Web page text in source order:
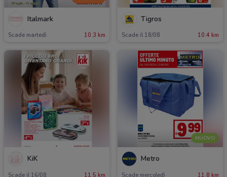
Italmark
Scade martedì 10.3 km
Tigros
Scade il 18/08 10.4 km
KiK
Scade il 16/08 11.5 km
NUOVO
Metro
Scade mercoledì 11.8 km